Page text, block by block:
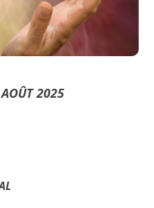
2025